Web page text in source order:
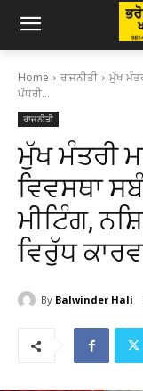
Home ਰਾਜਨੀਤੀ
ਮੁੱਖ
ਪੱਧਰੀ...
ਰਾਜਨੀਤੀ
ਮੁੱਖ ਮੰਤਰੀ
ਵਿਵਸਥਾ
ਮੀਟਿੰਗ,
ਵਿਰੁੱਧ
By Balwinder Hali